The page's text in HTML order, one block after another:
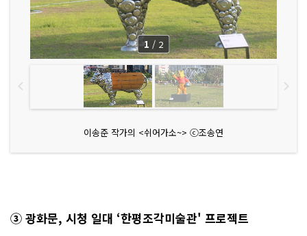
이송준 작가의 <쉬어가소~> ⓒ조송연
1 / 2
③ 광화문, 시청 일대 ‘한평조각미술관' 프로젝트